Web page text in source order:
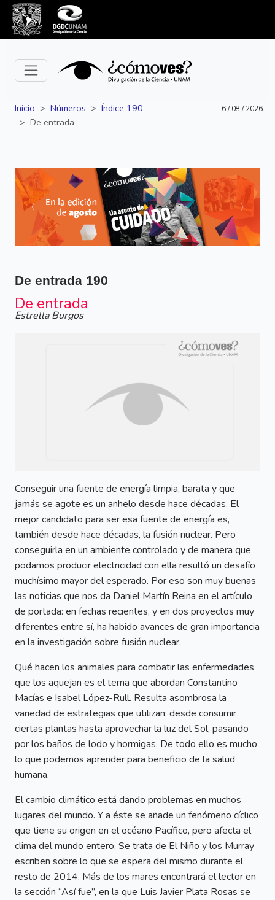
Inicio Números
Índice 190
De entrada
6 / 08 / 2026
Siguiente Anterior
De entrada 190
De entrada
Estrella Burgos
Conseguir una fuente de energía limpia, barata y que
jamás se agote es un anhelo desde hace décadas. El
mejor candidato para ser esa fuente de energía es,
también desde hace décadas, la fusión nuclear. Pero
conseguirla en un ambiente controlado y de manera que
podamos producir electricidad con ella resultó un desafío
muchísimo mayor del esperado. Por eso son muy buenas
las noticias que nos da Daniel Martín Reina en el artículo
de portada: en fechas recientes, y en dos proyectos muy
diferentes entre sí, ha habido avances de gran importancia
en la investigación sobre fusión nuclear.
Qué hacen los animales para combatir las enfermedades
que los aquejan es el tema que abordan Constantino
Macías e Isabel López-Rull. Resulta asombrosa la
variedad de estrategias que utilizan: desde consumir
ciertas plantas hasta aprovechar la luz del Sol, pasando
por los baños de lodo y hormigas. De todo ello es mucho
lo que podemos aprender para beneficio de la salud
humana.
El cambio climático está dando problemas en muchos
lugares del mundo. Y a éste se añade un fenómeno cíclico
que tiene su origen en el océano Pacífico, pero afecta el
clima del mundo entero. Se trata de El Niño y los Murray
escriben sobre lo que se espera del mismo durante el
resto de 2014. Más de los mares encontrará el lector en
la sección “Así fue”, en la que Luis Javier Plata Rosas se